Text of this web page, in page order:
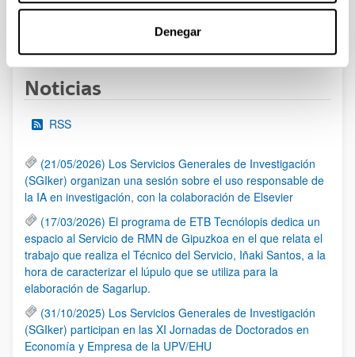
Denegar
Páginas intermedias Use TAB para desplazarse.
PáginaPágina
13 14
Noticias
RSS
(21/05/2026) Los Servicios Generales de Investigación
(SGIker) organizan una sesión sobre el uso responsable de
la IA en investigación, con la colaboración de Elsevier
(17/03/2026) El programa de ETB Tecnólopis dedica un
espacio al Servicio de RMN de Gipuzkoa en el que relata el
trabajo que realiza el Técnico del Servicio, Iñaki Santos, a la
hora de caracterizar el lúpulo que se utiliza para la
elaboración de Sagarlup.
(31/10/2025) Los Servicios Generales de Investigación
(SGIker) participan en las XI Jornadas de Doctorados en
Economía y Empresa de la UPV/EHU